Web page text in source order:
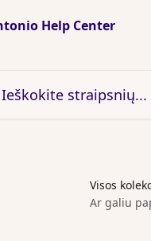
Visos
Ar galiu